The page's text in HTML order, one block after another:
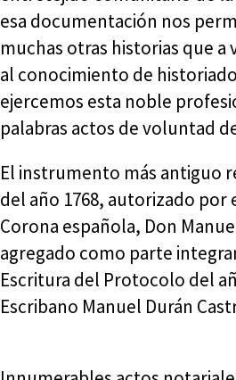
esa documentación nos
muchas otras historias que a
al conocimiento de
ejercemos esta noble
palabras actos de voluntad
El instrumento más antiguo
del año 1768, autorizado por
Corona española, Don
agregado como parte
Escritura del Protocolo del
Escribano Manuel Durán